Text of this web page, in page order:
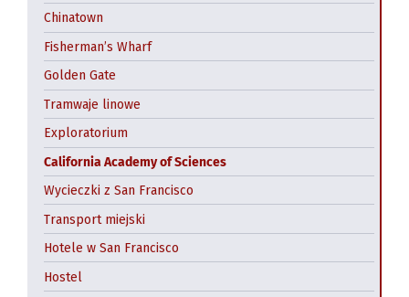
Chinatown
Fisherman’s Wharf
Golden Gate
Tramwaje linowe
Exploratorium
California Academy of Sciences
Wycieczki z San Francisco
Transport miejski
Hotele w San Francisco
Hostel